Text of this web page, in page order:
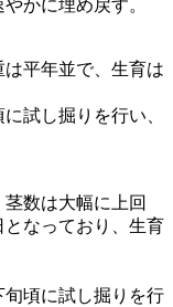
かに埋め戻す。
は平年並で、生育は
試し掘りを行い、
数は大幅に上回
となっており、生育
旬頃に試し掘りを行